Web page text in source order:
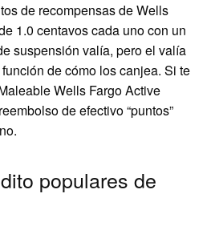
de recompensas de Wells
1.0 centavos cada uno con un
suspensión valía, pero el valía
de cómo los canjea. Si te
Wells Fargo Active
de efectivo “puntos”
populares de